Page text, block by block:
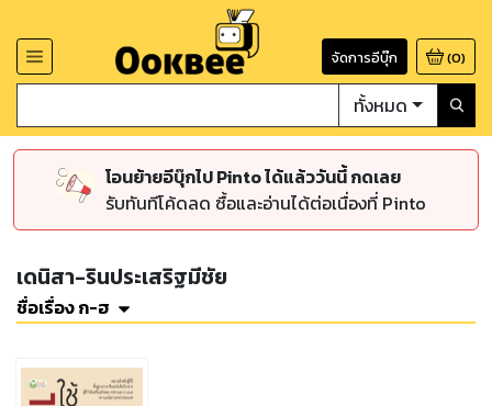
จัดการอีบุ๊ก (0)
ทั้งหมด
โอนย้ายอีบุ๊กไป Pinto ได้แล้ววันนี้ กดเลย
รับทันทีโค้ดลด ซื้อและอ่านได้ต่อเนื่องที่ Pinto
เดนิสา-รินประเสริฐมีชัย
ชื่อเรื่อง ก-ฮ